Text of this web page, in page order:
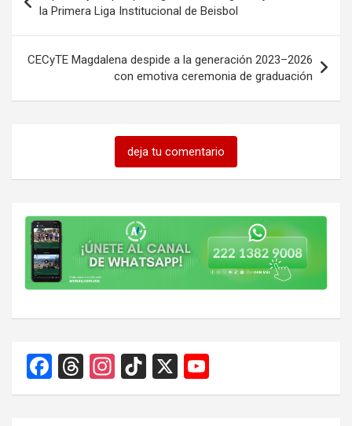
de
entradas
la Primera Liga Institucional de Beisbol
CECyTE Magdalena despide a la generación 2023–2026
con emotiva ceremonia de graduación
deja tu comentario
F
a
T
hr
In
st
Ti
k
X
o